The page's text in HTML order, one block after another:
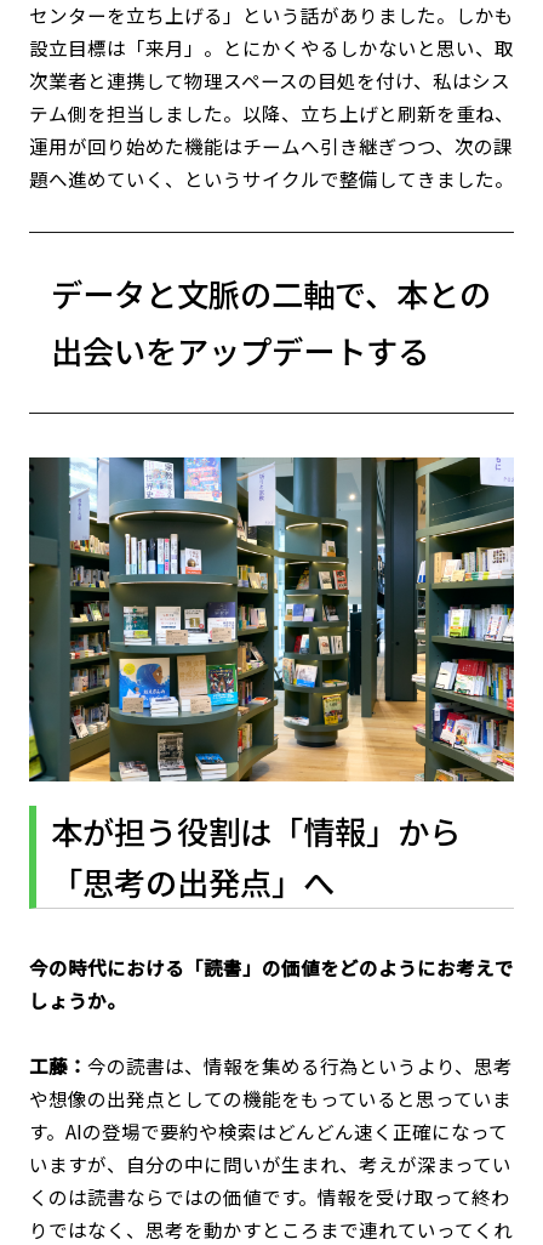
センターを立ち上げる」という話がありました。しかも
設立目標は「来月」。とにかくやるしかないと思い、取
次業者と連携して物理スペースの目処を付け、私はシス
テム側を担当しました。以降、立ち上げと刷新を重ね、
運用が回り始めた機能はチームへ引き継ぎつつ、次の課
題へ進めていく、というサイクルで整備してきました。
データと文脈の二軸で、本との
出会いをアップデートする
本が担う役割は「情報」から
「思考の出発点」へ
――今の時代における「読書」の価値をどのようにお考えで
しょうか。
工藤： 今の読書は、情報を集める行為というより、思考
や想像の出発点としての機能をもっていると思っていま
す。AIの登場で要約や検索はどんどん速く正確になって
いますが、自分の中に問いが生まれ、考えが深まってい
くのは読書ならではの価値です。情報を受け取って終わ
りではなく、思考を動かすところまで連れていってくれ